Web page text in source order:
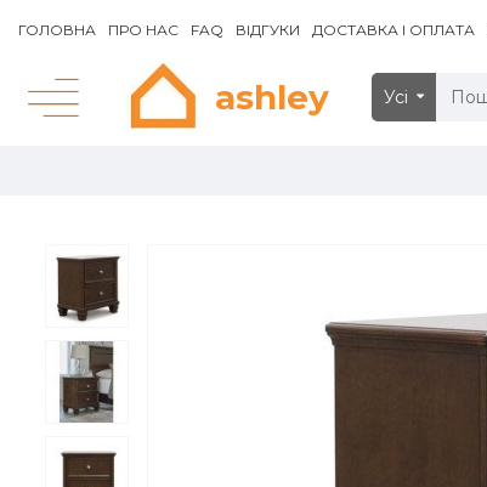
ГОЛОВНА ПРО НАС FAQ ВІДГУКИ ДОСТАВКА І ОПЛАТА
ashley Усі